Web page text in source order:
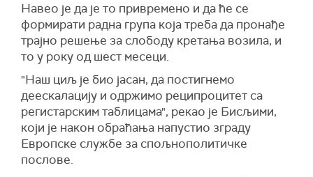
Навео је да је то привремено и да ће се
формирати радна група која треба да пронађе
трајно решење за слободу кретања возила, и
то у року од шест месеци.
"Наш циљ је био јасан, да постигнемо
деескалацију и одржимо реципроцитет са
регистарским таблицама", рекао је Бисљими,
који је након обраћања напустио зграду
Европске службе за спољнополитичке
послове.